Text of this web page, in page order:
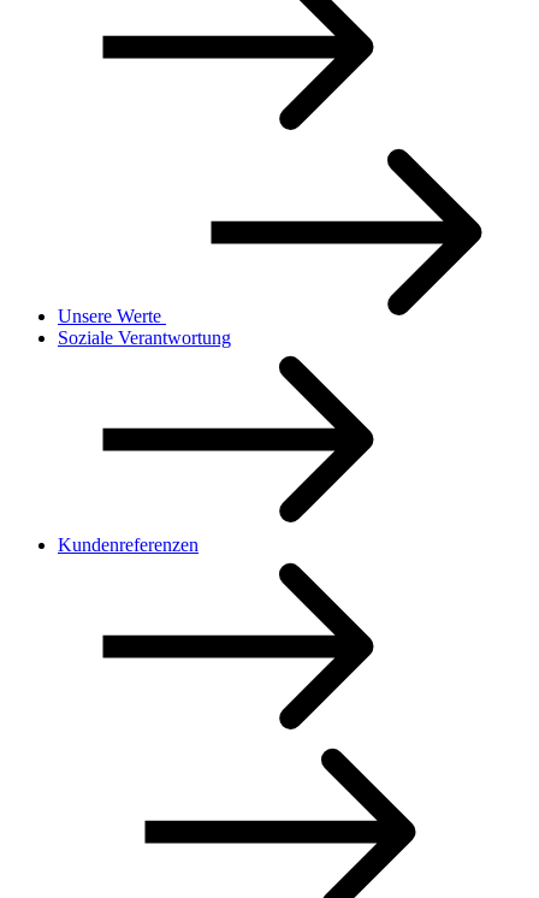
Unsere Werte
Soziale Verantwortung
Kundenreferenzen